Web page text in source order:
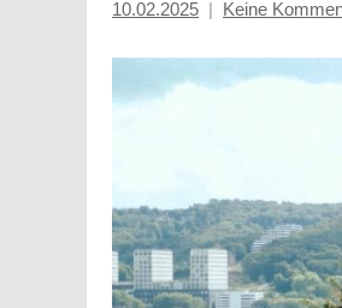
10.02.2025
Inge
Grau
Keine